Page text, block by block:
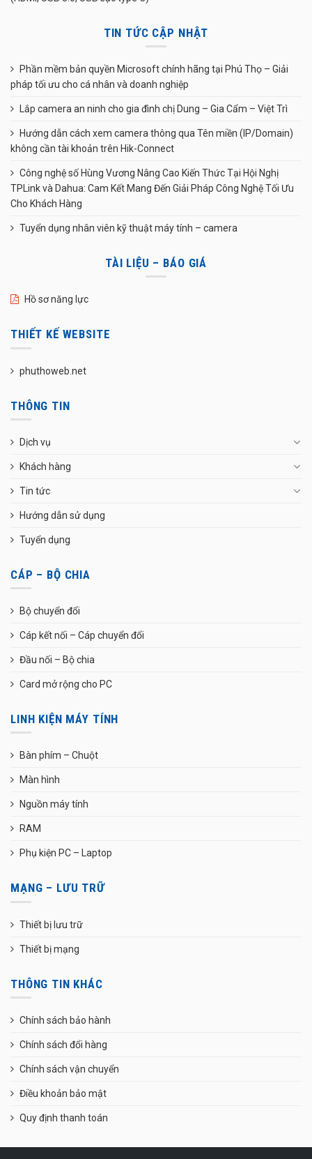
TIN TỨC CẬP NHẬT
Phần mềm bản quyền Microsoft chính hãng tại Phú Thọ – Giải
pháp tối ưu cho cá nhân và doanh nghiệp
Lắp camera an ninh cho gia đình chị Dung – Gia Cẩm – Việt Trì
Hướng dẫn cách xem camera thông qua Tên miền (IP/Domain)
không cần tài khoản trên Hik-Connect
Công nghệ số Hùng Vương Nâng Cao Kiến Thức Tại Hội Nghị
TPLink và Dahua: Cam Kết Mang Đến Giải Pháp Công Nghệ Tối Ưu
Cho Khách Hàng
Tuyển dụng nhân viên kỹ thuật máy tính – camera
TÀI LIỆU – BÁO GIÁ
Hồ sơ năng lực
THIẾT KẾ WEBSITE
phuthoweb.net
THÔNG TIN
Dịch vụ
Khách hàng
Tin tức
Hướng dẫn sử dụng
Tuyển dụng
CÁP – BỘ CHIA
Bộ chuyển đổi
Cáp kết nối – Cáp chuyển đổi
Đầu nối – Bộ chia
Card mở rộng cho PC
LINH KIỆN MÁY TÍNH
Bàn phím – Chuột
Màn hình
Nguồn máy tính
RAM
Phụ kiện PC – Laptop
MẠNG – LƯU TRỮ
Thiết bị lưu trữ
Thiết bị mạng
THÔNG TIN KHÁC
Chính sách bảo hành
Chính sách đổi hàng
Chính sách vận chuyển
Điều khoản bảo mật
Quy định thanh toán